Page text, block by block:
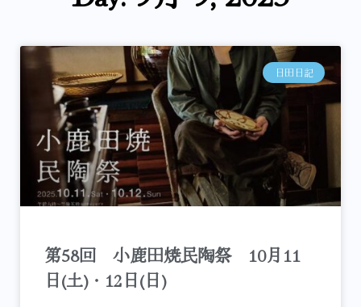
日田日記
第58回 小鹿田焼民陶祭 10月11
日(土)・12日(日)